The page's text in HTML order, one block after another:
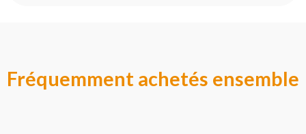
Fréquemment achetés ensemble